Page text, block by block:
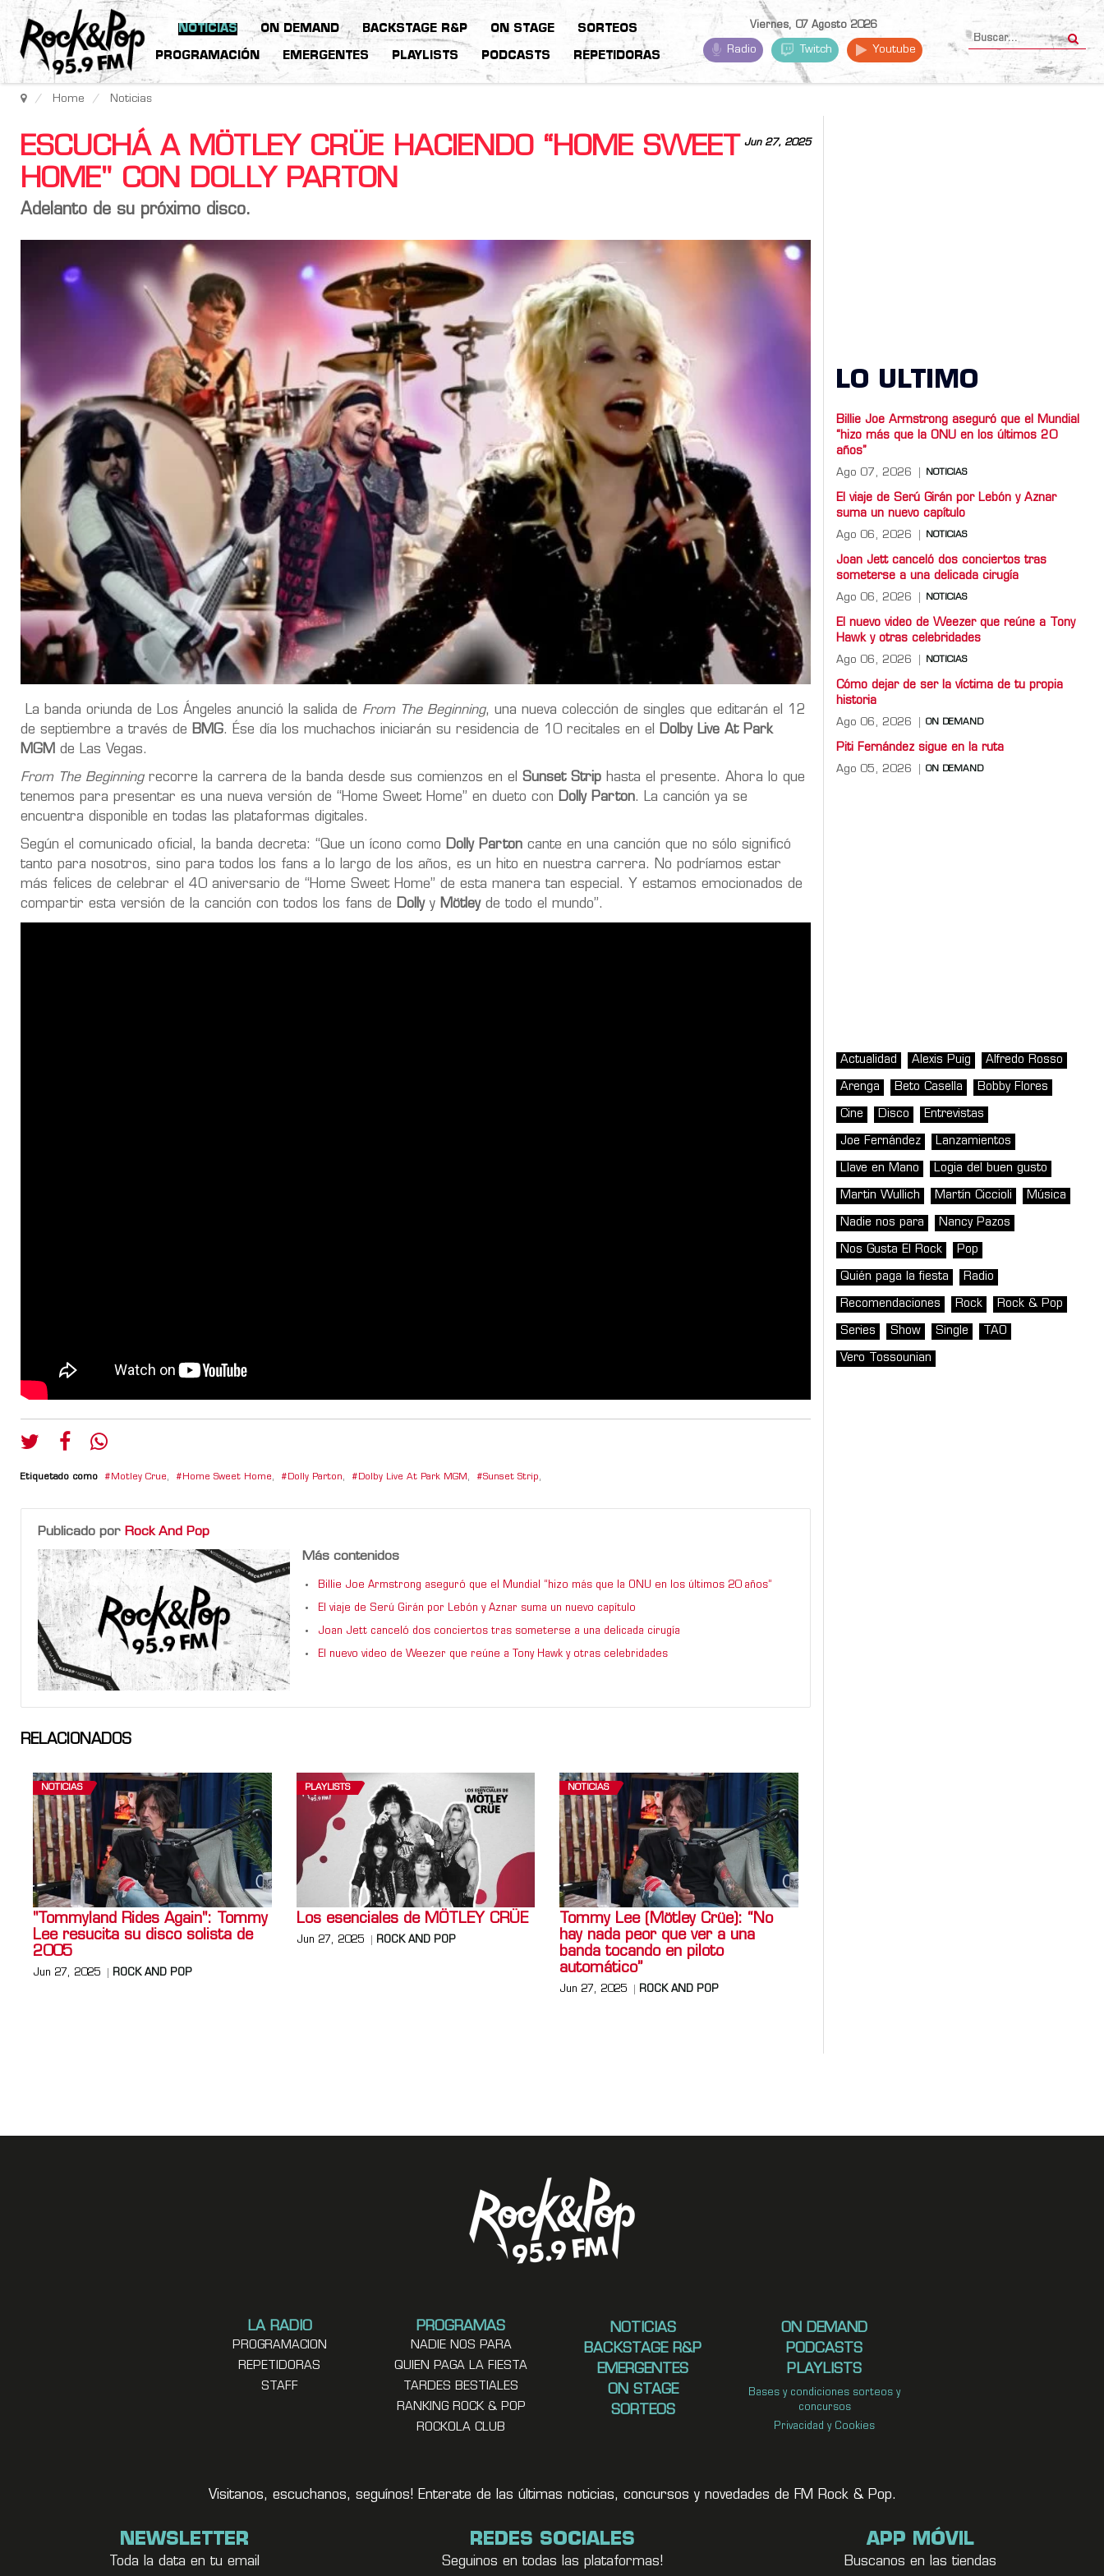
NOTICIAS ON DEMAND BACKSTAGE R&P ON STAGE SORTEOS
PROGRAMACIÓN EMERGENTES PLAYLISTS PODCASTS REPETIDORAS
Viernes, 07 Agosto 2026
Radio Twitch Youtube
Home Noticias
Jun 27, 2025
ESCUCHÁ A MÖTLEY CRÜE HACIENDO “HOME SWEET
HOME" CON DOLLY PARTON
Adelanto de su próximo disco.
La banda oriunda de Los Ángeles anunció la salida de From The Beginning, una nueva colección de singles que editarán el 12
de septiembre a través de BMG. Ése día los muchachos iniciarán su residencia de 10 recitales en el
Dolby Live At Park
MGM de Las Vegas.
From The Beginningrecorre la carrera de la banda desde sus comienzos en el Sunset Strip hasta el presente. Ahora lo que
tenemos para presentar es una nueva versión de “Home Sweet Home” en dueto con Dolly Parton. La canción ya se
encuentra disponible en todas las plataformas digitales.
Según el comunicado oficial, la banda decreta: “Que un ícono como Dolly Parton cante en una canción que no sólo significó
tanto para nosotros, sino para todos los fans a lo largo de los años, es un hito en nuestra carrera. No podríamos estar
más felices de celebrar el 40 aniversario de “Home Sweet Home” de esta manera tan especial. Y estamos emocionados de
compartir esta versión de la canción con todos los fans de Dollyy Mötleyde todo el mundo”.
Etiquetado como Motley Crue, Home Sweet Home, Dolly Parton, Dolby Live At Park MGM , Sunset Strip,
Publicado por Rock And Pop
Más contenidos
Billie Joe Armstrong aseguró que el Mundial “hizo más que la ONU en los últimos 20 años”
El viaje de Serú Girán por Lebón y Aznar suma un nuevo capítulo
Joan Jett canceló dos conciertos tras someterse a una delicada cirugía
El nuevo video de Weezer que reúne a Tony Hawk y otras celebridades
RELACIONADOS
NOTICIAS
"Tommyland Rides Again": Tommy
Lee resucita su disco solista de
2005
Jun 27, 2025 ROCK AND POP
PLAYLISTS
Los esenciales de MÖTLEY CRÜE
Jun 27, 2025 ROCK AND POP
NOTICIAS
Tommy Lee (Mötley Crüe): “No
hay nada peor que ver a una
banda tocando en piloto
automático”
Jun 27, 2025 ROCK AND POP
LO ULTIMO
Billie Joe Armstrong aseguró que el Mundial
“hizo más que la ONU en los últimos 20
años”
Ago 07, 2026 NOTICIAS
El viaje de Serú Girán por Lebón y Aznar
suma un nuevo capítulo
Ago 06, 2026 NOTICIAS
Joan Jett canceló dos conciertos tras
someterse a una delicada cirugía
Ago 06, 2026 NOTICIAS
El nuevo video de Weezer que reúne a Tony
Hawk y otras celebridades
Ago 06, 2026 NOTICIAS
Cómo dejar de ser la víctima de tu propia
historia
Ago 06, 2026 ON DEMAND
Piti Fernández sigue en la ruta
Ago 05, 2026 ON DEMAND
Actualidad Alexis Puig Alfredo Rosso
Arenga Beto Casella Bobby Flores
Cine Disco Entrevistas
Joe Fernández Lanzamientos
Llave en Mano Logia del buen gusto
Martin Wullich Martín Ciccioli Música
Nadie nos para Nancy Pazos
Nos Gusta El Rock Pop
Quién paga la fiesta Radio
Recomendaciones Rock Rock & Pop
Series Show Single TAO
Vero Tossounian
LA RADIO
PROGRAMACION
REPETIDORAS
STAFF
PROGRAMAS
NADIE NOS PARA
QUIEN PAGA LA FIESTA
TARDES BESTIALES
RANKING ROCK & POP
ROCKOLA CLUB
NOTICIAS
BACKSTAGE R&P
EMERGENTES
ON STAGE
SORTEOS
ON DEMAND
PODCASTS
PLAYLISTS
Bases y condiciones sorteos y
concursos
Privacidad y Cookies
Visitanos, escuchanos, seguínos! Enterate de las últimas noticias, concursos y novedades de FM Rock & Pop.
NEWSLETTER
Toda la data en tu email
REDES SOCIALES
Seguinos en todas las plataformas!
APP MÓVIL
Buscanos en las tiendas